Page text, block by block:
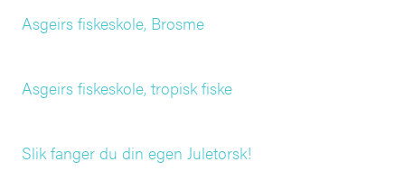
Asgeirs fiskeskole, Brosme
Asgeirs fiskeskole, tropisk fiske
Slik fanger du din egen Juletorsk!